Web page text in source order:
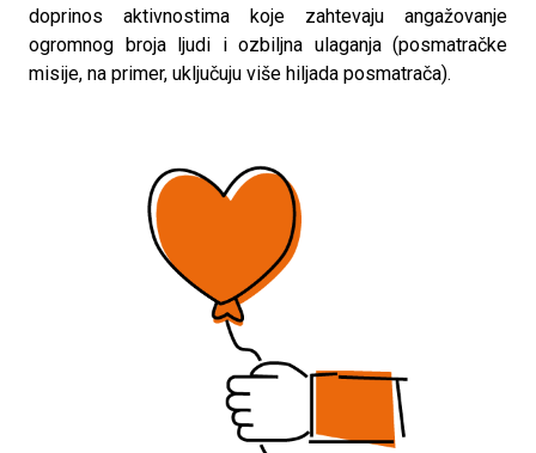
doprinos aktivnostima koje zahtevaju angažovanje
ogromnog broja ljudi i ozbiljna ulaganja (posmatračke
misije, na primer, uključuju više hiljada posmatrača).